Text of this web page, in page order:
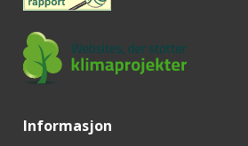
Informasjon